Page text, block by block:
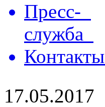
Пресс-
служба
Контакты
17.05.2017